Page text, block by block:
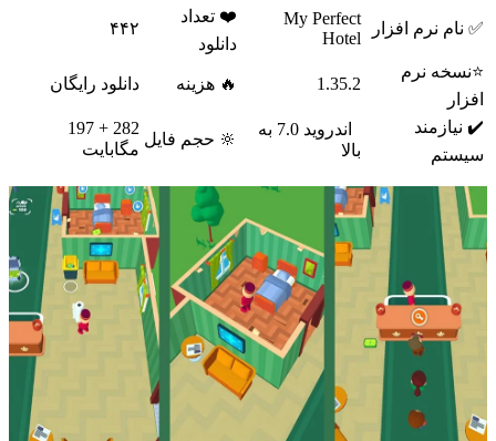
✅ نام نرم افزار
My Perfect
Hotel
❤️ تعداد
دانلود
۴۴۲
⭐نسخه نرم
افزار
1.35.2 🔥 هزینه دانلود رایگان
✔️ نیازمند
سیستم
اندروید 7.0 به
بالا
🔆 حجم فایل
282 + 197
مگابایت